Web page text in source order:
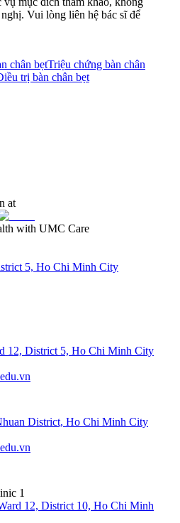
Vui lòng liên hệ bác sĩ để
chân bẹtTriệu chứng bàn chân
trị bàn chân bẹt
at
with UMC Care
5, Ho Chi Minh City
12, District 5, Ho Chi Minh City
District, Ho Chi Minh City
1
12, District 10, Ho Chi Minh